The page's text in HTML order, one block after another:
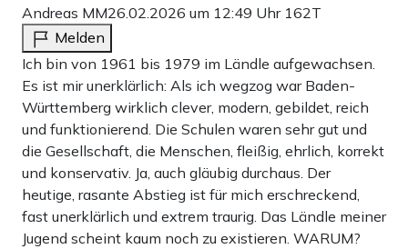
Andreas MM26.02.2026 um 12:49 Uhr 162T
Melden
Ich bin von 1961 bis 1979 im Ländle aufgewachsen.
Es ist mir unerklärlich: Als ich wegzog war Baden-
Württemberg wirklich clever, modern, gebildet, reich
und funktionierend. Die Schulen waren sehr gut und
die Gesellschaft, die Menschen, fleißig, ehrlich, korrekt
und konservativ. Ja, auch gläubig durchaus. Der
heutige, rasante Abstieg ist für mich erschreckend,
fast unerklärlich und extrem traurig. Das Ländle meiner
Jugend scheint kaum noch zu existieren. WARUM?